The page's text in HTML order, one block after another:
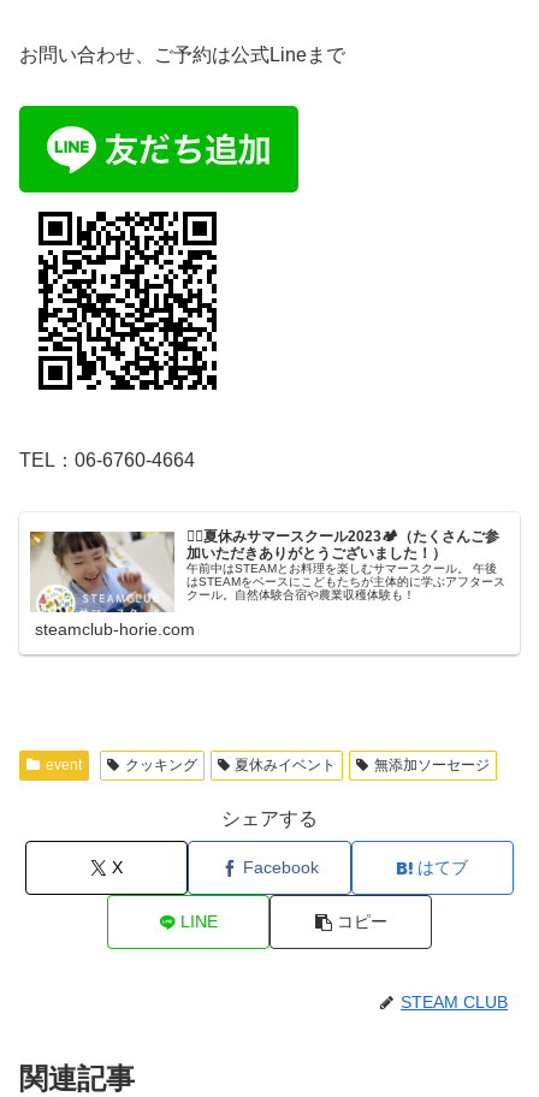
お問い合わせ、ご予約は公式Lineまで
TEL： 06-6760-4664
🏄‍♂️夏休みサマースクール2023🏕（たくさんご参
加いただきありがとうございました！）
午前中はSTEAMとお料理を楽しむサマースクール。 午後
はSTEAMをベースにこどもたちが主体的に学ぶアフタース
クール。自然体験合宿や農業収穫体験も！
steamclub-horie.com
event クッキング 夏休みイベント 無添加ソーセージ
シェアする
X Facebook はてブ
LINE コピー
STEAM CLUB
関連記事